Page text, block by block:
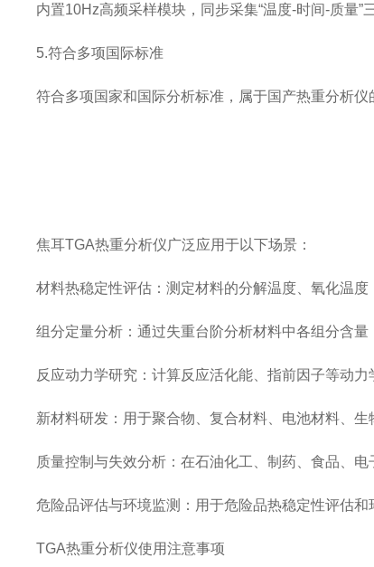
内置10Hz高频采样模块，同步采集“温度-时间-质量
5.符合多项国际标准
符合多项国家和国际分析标准，属于国产热重分析仪
焦耳TGA热重分析仪广泛应用于以下场景：
材料热稳定性评估：测定材料的分解温度、氧化温度
组分定量分析：通过失重台阶分析材料中各组分含
反应动力学研究：计算反应活化能、指前因子等动力
新材料研发：用于聚合物、复合材料、电池材料、
质量控制与失效分析：在石油化工、制药、食品、
危险品评估与环境监测：用于危险品热稳定性评估和
TGA热重分析仪使用注意事项